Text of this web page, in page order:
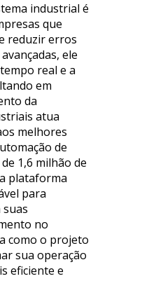
industrial é
que
reduzir erros
ele
real e a
em
da
atua
melhores
de
1,6 milhão de
plataforma
para
no
como o projeto
sua operação
eficiente e